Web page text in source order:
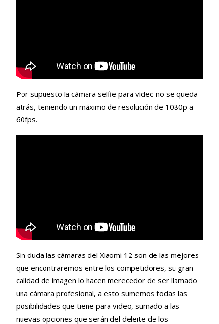
Por supuesto la cámara selfie para video no se queda
atrás, teniendo un máximo de resolución de 1080p a
60fps.
Sin duda las cámaras del Xiaomi 12 son de las mejores
que encontraremos entre los competidores, su gran
calidad de imagen lo hacen merecedor de ser llamado
una cámara profesional, a esto sumemos todas las
posibilidades que tiene para video, sumado a las
nuevas opciones que serán del deleite de los